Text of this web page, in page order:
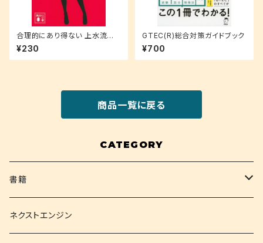
合理的にあり得ない 上水流涼
子の解明 (講談社文庫 ゆ 9-1)
¥230
GTEC(R)総合対策ガイドブック
¥700
商品一覧に戻る
CATEGORY
書籍
関西大学テキスト
ネクストエンジン